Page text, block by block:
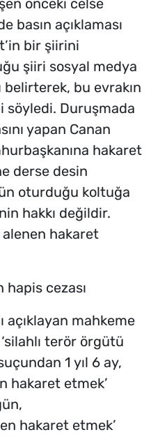
önceki celse
basın açıklaması
bir şiirini
şiiri sosyal medya
belirterek, bu evrakın
söyledi. Duruşmada
yapan Canan
hakaret
derse desin
oturduğu koltuğa
hakkı değildir.
hakaret
hapis cezası
açıklayan mahkeme
terör örgütü
1 yıl 6 ay,
hakaret etmek’
hakaret etmek’